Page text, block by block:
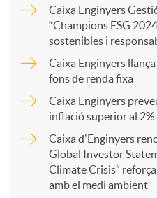
r
Caixa Enginyers
“Champions ESG
sostenibles i
Caixa Enginyers
fons de renda fixa
Caixa Enginyers
inflació superior al 2%
Caixa d'Enginyers
Global Investor
Climate Crisis”
amb el medi ambient